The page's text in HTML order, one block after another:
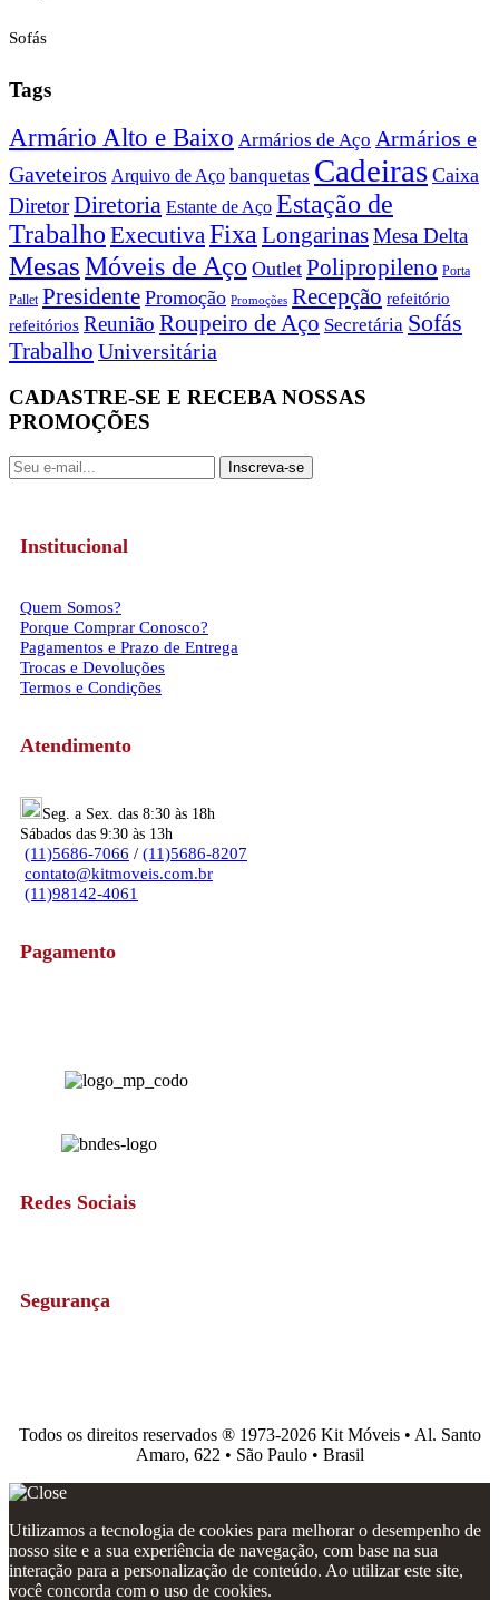
Sofás
Tags
Armário Alto e Baixo Armários de Aço Armários e
Gaveteiros Arquivo de Aço banquetas Cadeiras Caixa
DiretorDiretoria Estante de Aço Estação de
Trabalho Executiva Fixa LongarinasMesa Delta
MesasMóveis de Aço Outlet Polipropileno Porta
Pallet Presidente Promoção Promoções Recepção refeitório
refeitórios Reunião Roupeiro de Aço Secretária Sofás
Trabalho Universitária
CADASTRE-SE E RECEBA NOSSAS
PROMOÇÕES
Inscreva-se
Institucional
Quem Somos?
Porque Comprar Conosco?
Pagamentos e Prazo de Entrega
Trocas e Devoluções
Termos e Condições
Atendimento
Seg. a Sex. das 8:30 às 18h
Sábados das 9:30 às 13h
(11)5686-7066 / (11)5686-8207
contato@kitmoveis.com.br
(11)98142-4061
Pagamento
Redes Sociais
Segurança
Todos os direitos reservados ®️ 1973-2026 Kit Móveis • Al. Santo
Amaro, 622 • São Paulo • Brasil
Utilizamos a tecnologia de cookies para melhorar o desempenho de
nosso site e a sua experiência de navegação, com base na sua
interação para a personalização de conteúdo. Ao utilizar este site,
você concorda com o uso de cookies.